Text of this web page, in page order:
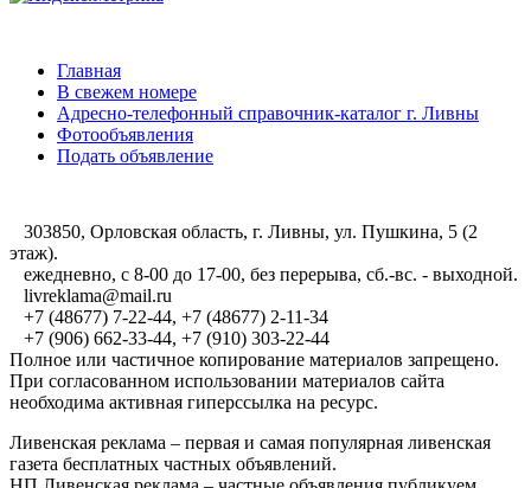
Главная
В свежем номере
Адресно-телефонный справочник-каталог г. Ливны
Фотообъявления
Подать объявление
303850, Орловская область, г. Ливны, ул. Пушкина, 5 (2
этаж).
ежедневно, с 8-00 до 17-00, без перерыва, сб.-вс. - выходной.
livreklama@mail.ru
+7 (48677) 7-22-44, +7 (48677) 2-11-34
+7 (906) 662-33-44, +7 (910) 303-22-44
Полное или частичное копирование материалов запрещено.
При согласованном использовании материалов сайта
необходима активная гиперссылка на ресурс.
Ливенская реклама – первая и самая популярная ливенская
газета бесплатных частных объявлений.